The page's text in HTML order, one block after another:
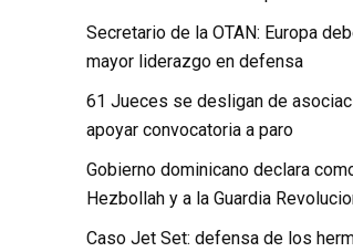
Secretario de la OTAN: Europa
mayor liderazgo en defensa
61 Jueces se desligan de
apoyar convocatoria a paro
Gobierno dominicano declara
Hezbollah y a la Guardia
Caso Jet Set: defensa de los